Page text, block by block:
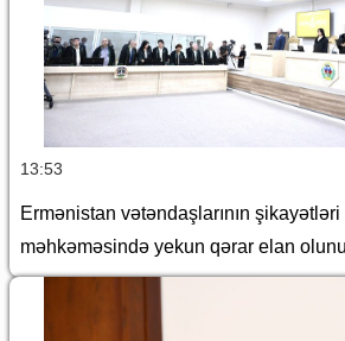
13:53
Ermənistan vətəndaşlarının
məhkəməsində yekun qərar elan